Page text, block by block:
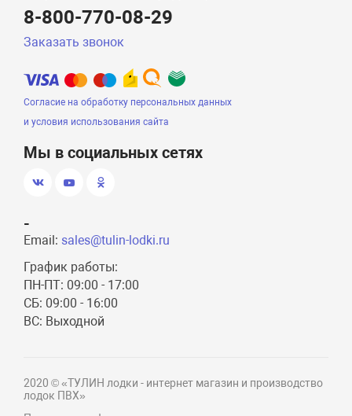
8-800-770-08-29
Заказать звонок
Согласие на обработку персональных данных
и условия использования сайта
Мы в социальных сетях
-
Email: sales@tulin-lodki.ru
График работы:
ПН-ПТ: 09:00 - 17:00
СБ: 09:00 - 16:00
ВС: Выходной
2020 © «ТУЛИН лодки - интернет магазин и производство
лодок ПВХ»